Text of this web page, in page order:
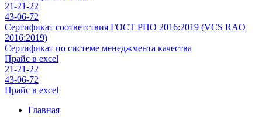
21-21-22
43-06-72
Сертификат соответствия ГОСТ РПО 2016:2019 (VCS RAO
2016:2019)
Сертификат по системе менеджмента качества
Прайс в excel
21-21-22
43-06-72
Прайс в excel
Главная